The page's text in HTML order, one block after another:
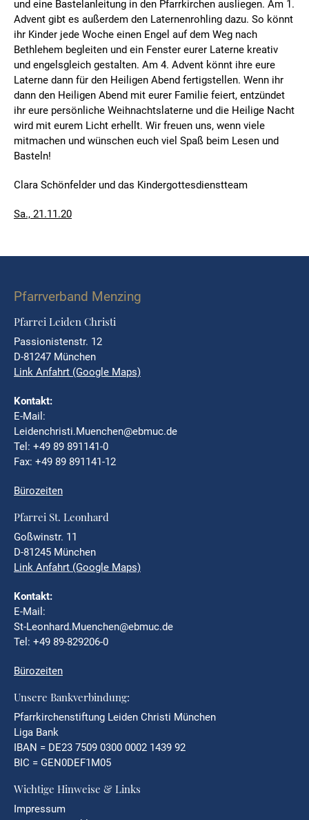
und eine Bastelanleitung in den Pfarrkirchen ausliegen. Am 1.
Advent gibt es außerdem den Laternenrohling dazu. So könnt
ihr Kinder jede Woche einen Engel auf dem Weg nach
Bethlehem begleiten und ein Fenster eurer Laterne kreativ
und engelsgleich gestalten. Am 4. Advent könnt ihre eure
Laterne dann für den Heiligen Abend fertigstellen. Wenn ihr
dann den Heiligen Abend mit eurer Familie feiert, entzündet
ihr eure persönliche Weihnachtslaterne und die Heilige Nacht
wird mit eurem Licht erhellt. Wir freuen uns, wenn viele
mitmachen und wünschen euch viel Spaß beim Lesen und
Basteln!
Clara Schönfelder und das Kindergottesdienstteam
Veröffentlicht
Sa., 21.11.20
Pfarrverband Menzing
Pfarrei Leiden Christi
Passionistenstr. 12
D-81247 München
Link Anfahrt (Google Maps)
Kontakt:
E-Mail:
Leidenchristi.Muenchen@ebmuc.de
Tel: +49 89 891141-0
Fax: +49 89 891141-12
Bürozeiten
Pfarrei St. Leonhard
Goßwinstr. 11
D-81245 München
Link Anfahrt (Google Maps)
Kontakt:
E-Mail:
St-Leonhard.Muenchen@ebmuc.de
Tel: +49 89-829206-0
Bürozeiten
Unsere Bankverbindung:
Pfarrkirchenstiftung Leiden Christi München
Liga Bank
IBAN = DE23 7509 0300 0002 1439 92
BIC = GEN0DEF1M05
Wichtige Hinweise & Links
Impressum